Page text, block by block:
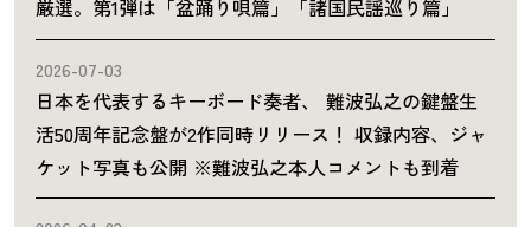
厳選。第1弾は「盆踊り唄篇」「諸国民謡巡り篇」
2026-07-03
日本を代表するキーボード奏者、 難波弘之の鍵盤生
活50周年記念盤が2作同時リリース！ 収録内容、ジャ
ケット写真も公開 ※難波弘之本人コメントも到着